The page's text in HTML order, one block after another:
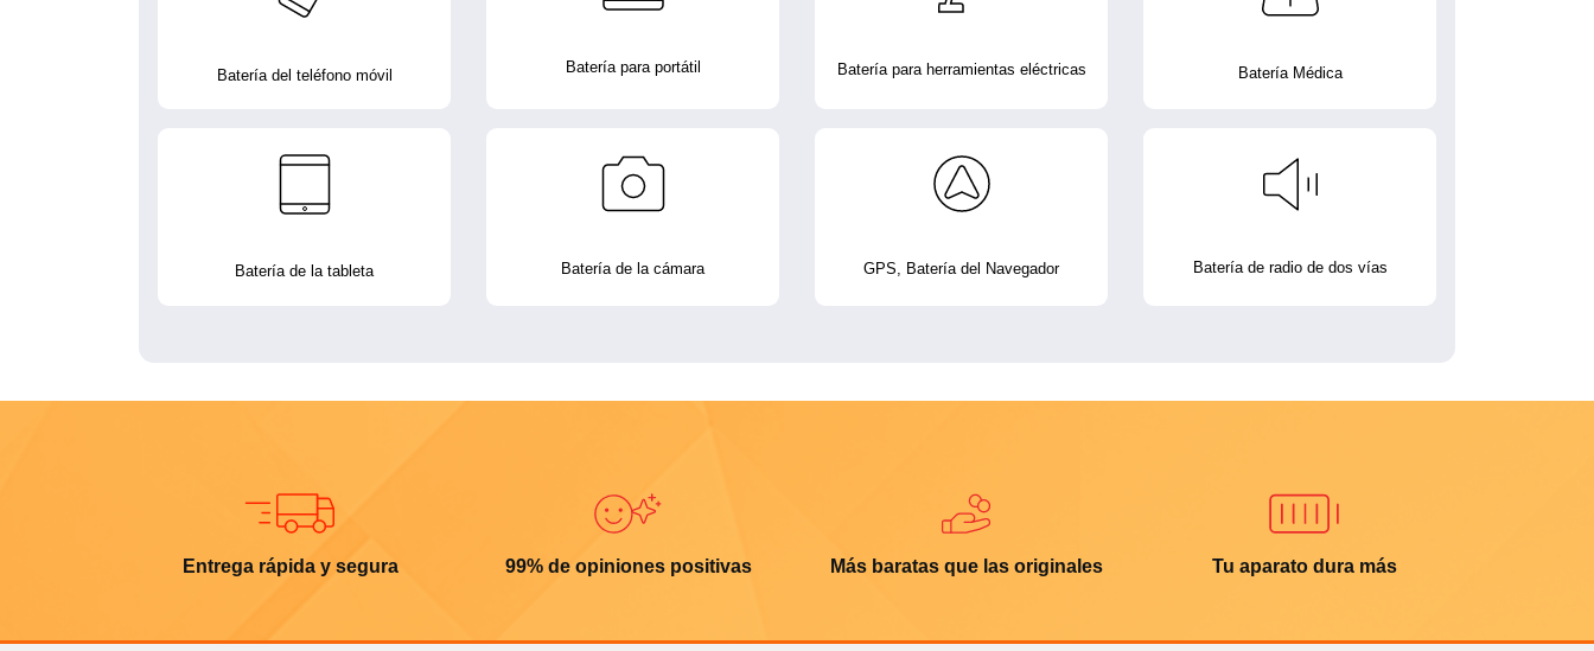
Batería del teléfono móvil Batería para portátil Batería para herramientas eléctricas Batería Médica
Batería de la tableta Batería de la cámara GPS, Batería del Navegador Batería de radio de dos vías
Entrega rápida y segura 99% de opiniones positivas Más baratas que las originales Tu aparato dura más